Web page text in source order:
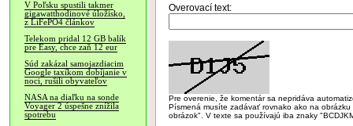
V Poľsku spustili takmer
gigawatthodinové úložisko,
z LiFePO4 článkov
Telekom pridal 12 GB balík
pre Easy, chce zaň 12 eur
Súd zakázal samojazdiacim
Google taxíkom dobíjanie v
noci, rušili obyvateľov
NASA na diaľku na sonde
Voyager 2 úspešne znížila
spotrebu
Overovací text:
Pre overenie, že komentár sa nepridáva
Písmená musíte zadávať rovnako ako na
obrázok". V texte sa používajú iba znaky